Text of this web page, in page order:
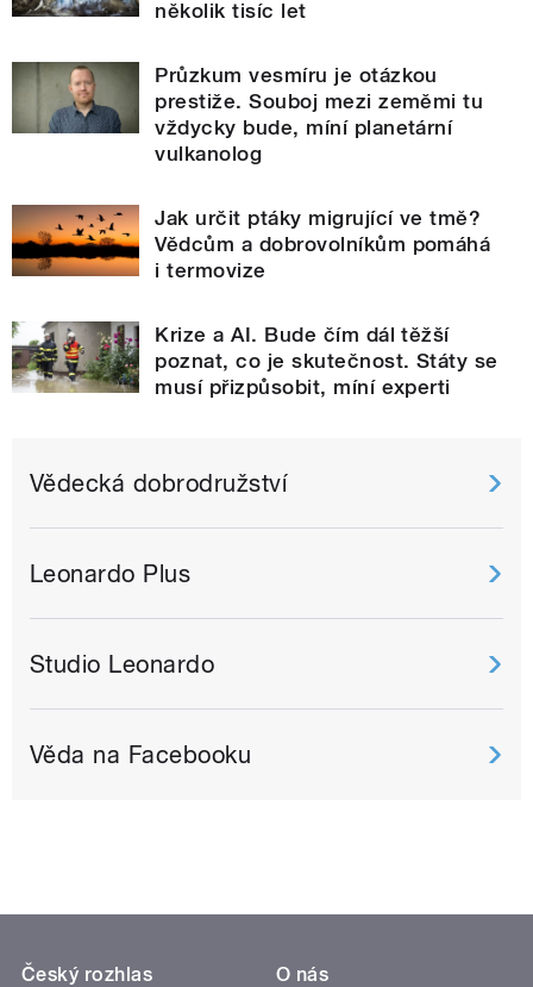
několik tisíc let
Průzkum vesmíru je otázkou
prestiže. Souboj mezi zeměmi tu
vždycky bude, míní planetární
vulkanolog
Jak určit ptáky migrující ve tmě?
Vědcům a dobrovolníkům pomáhá
i termovize
Krize a AI. Bude čím dál těžší
poznat, co je skutečnost. Státy se
musí přizpůsobit, míní experti
Vědecká dobrodružství
Leonardo Plus
Studio Leonardo
Věda na Facebooku
Český rozhlas
O nás